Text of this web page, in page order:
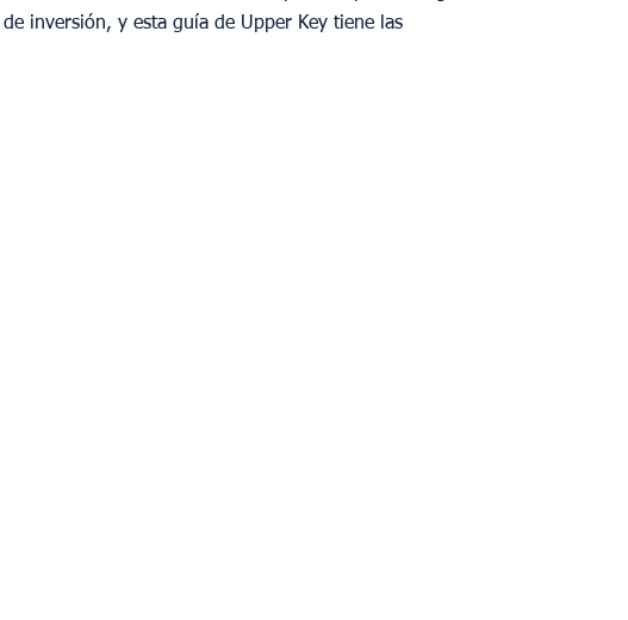
inversión, y esta guía de Upper Key tiene las